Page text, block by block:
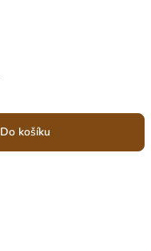
Do košíku